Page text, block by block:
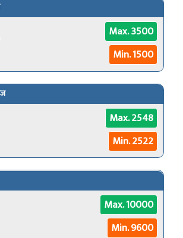
Max. 3500
Min. 1500
Max. 2548
Min. 2522
Max. 10000
Min. 9600